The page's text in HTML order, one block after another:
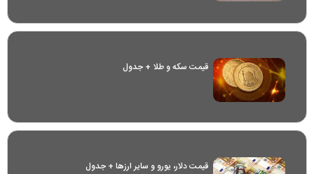
قیمت سکه و طلا + جدول
قیمت دلار، یورو و سایر ارز‌ها + جدول